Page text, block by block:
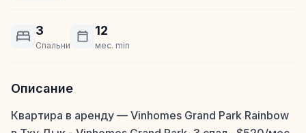
3
Спальни
12
мес. min
Описание
Квартира в аренду — Vinhomes Grand Park Rainbow